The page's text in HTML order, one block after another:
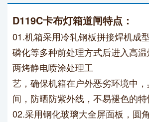
D119C卡布灯箱道闸特点：
01.机箱采用冷轧钢板拼接焊机成
磷化等多种前处理方式后进入高
两烤静电喷涂处理工
艺，确保机箱在户外恶劣环境中
间，防晒防紫外线，不易褪色的特
02.采用钢化玻璃大全屏面板，圆